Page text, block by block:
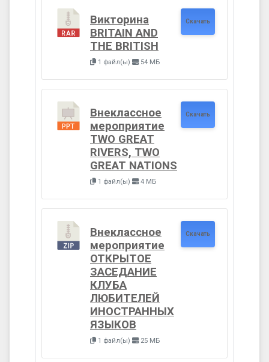
Викторина
BRITAIN AND
THE BRITISH
1 файл(ы) 54 МБ
Скачать
Внеклассное
мероприятие
TWO GREAT
RIVERS, TWO
GREAT NATIONS
1 файл(ы) 4 МБ
Скачать
Внеклассное
мероприятие
ОТКРЫТОЕ
ЗАСЕДАНИЕ
КЛУБА
ЛЮБИТЕЛЕЙ
ИНОСТРАННЫХ
ЯЗЫКОВ
1 файл(ы) 25 МБ
Скачать